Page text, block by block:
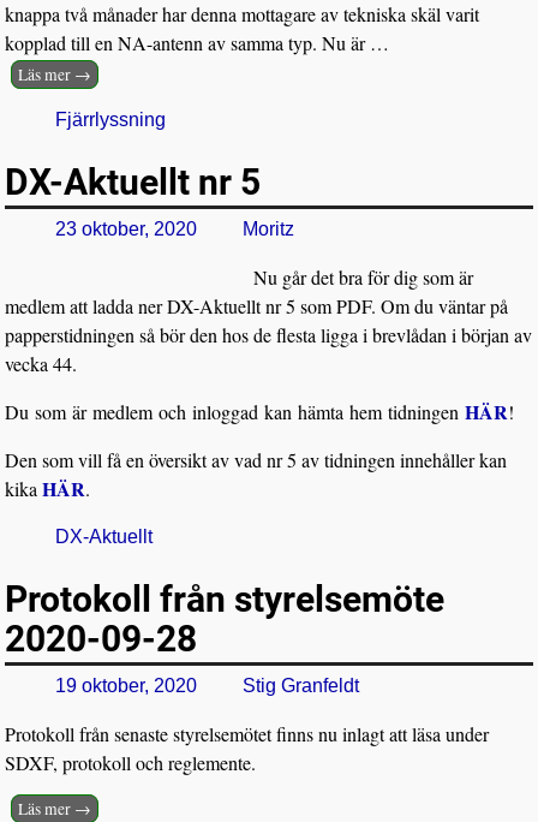
knappa två månader har denna mottagare av tekniska skäl varit
kopplad till en NA-antenn av samma typ. Nu är …
Läs mer →
Fjärrlyssning
DX-Aktuellt nr 5
23 oktober, 2020 Moritz
Nu går det bra för dig som är
medlem att ladda ner DX-Aktuellt nr 5 som PDF. Om du väntar på
papperstidningen så bör den hos de flesta ligga i brevlådan i början av
vecka 44.
Du som är medlem och inloggad kan hämta hem tidningenHÄR!
Den som vill få en översikt av vad nr 5 av tidningen innehåller kan
kikaHÄR.
DX-Aktuellt
Protokoll från styrelsemöte
2020-09-28
19 oktober, 2020 Stig Granfeldt
Protokoll från senaste styrelsemötet finns nu inlagt att läsa under
SDXF, protokoll och reglemente.
Läs mer →